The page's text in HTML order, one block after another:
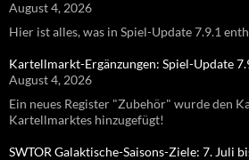
August 4, 2026
Hier ist alles, was in Spiel-Update 7.9.1
Kartellmarkt-Ergänzungen: Spiel-Update
August 4, 2026
Ein neues Register "Zubehör" wurde den
Kartellmarktes hinzugefügt!
SWTOR Galaktische-Saisons-Ziele: 7. Juli